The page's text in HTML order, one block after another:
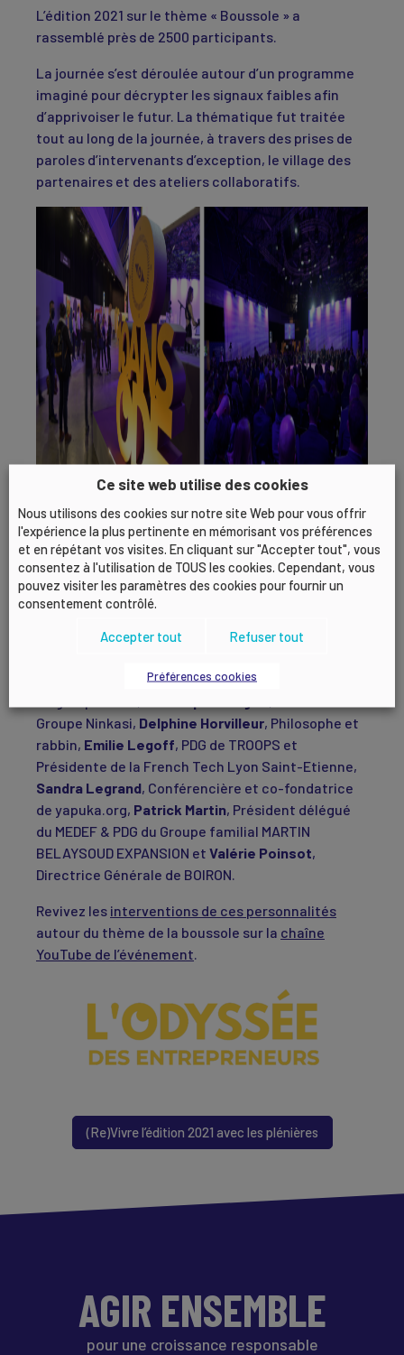
L’édition 2021 sur le thème « Boussole » a
rassemblé près de 2500 participants.
La journée s’est déroulée autour d’un programme
imaginé pour décrypter les signaux faibles afin
d’apprivoiser le futur. La thématique fut traitée
tout au long de la journée, à travers des prises de
paroles d’intervenants d’exception, le village des
partenaires et des ateliers collaboratifs.
Les participants de cette édition ont eu l’occasion
d’écouter les prises de paroles des personnalités
inspirantes présentes : Hervé Affagar, PDG de
MAAT PHARMA,Bruno Cercley
Paul-Alan Dollinger, Directeur Général Délégué de
générale d’ALTHEORA,Laurent de la Clergerie
Groupe Ninkasi, Delphine Horvilleur, Philosophe et
rabbin, Emilie Legoff, PDG de TROOPS et
Présidente de la French Tech Lyon Saint-Etienne,
Sandra Legrand, Conférencière et co-fondatrice
de yapuka.org, Patrick Martin, Président délégué
du MEDEF & PDG du Groupe familial MARTIN
BELAYSOUD EXPANSION et Valérie Poinsot,
Directrice Générale de BOIRON.
Revivez les interventions de ces personnalités
autour du thème de la boussole sur la chaîne
YouTube de l’événement.
(Re)Vivre l’édition 2021 avec les plénières
AGIR ENSEMBLE
pour une croissance responsable
Ce site web utilise des cookies
Nous utilisons des cookies sur notre site Web pour vous offrir
l'expérience la plus pertinente en mémorisant vos préférences
et en répétant vos visites. En cliquant sur "Accepter tout", vous
consentez à l'utilisation de TOUS les cookies. Cependant, vous
pouvez visiter les paramètres des cookies pour fournir un
consentement contrôlé.
Accepter tout Refuser tout
Préférences cookies